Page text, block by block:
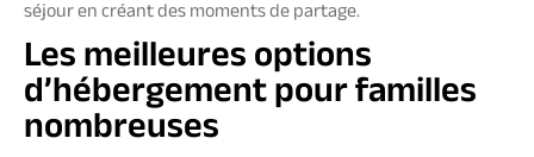
séjour en créant des moments de partage.
Les meilleures options
d’hébergement pour familles
nombreuses